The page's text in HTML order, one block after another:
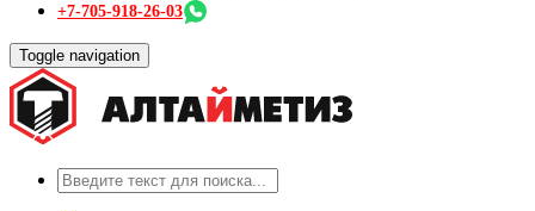
+7-705-918-26-03
Toggle navigation